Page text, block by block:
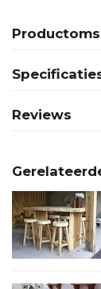
Reviews